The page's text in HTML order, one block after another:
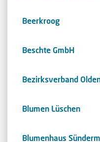
Beerkroog
Beschte GmbH
Bezirksverband
Blumen Lüschen
Blumenhaus